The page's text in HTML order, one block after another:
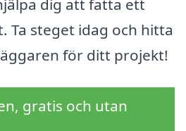
dig att fatta ett
Ta steget idag och hitta
för ditt projekt!
gratis och utan